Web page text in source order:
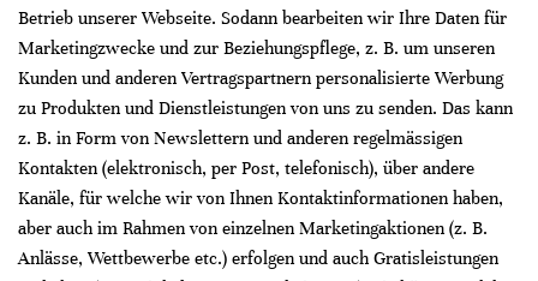
Betrieb unserer Webseite. Sodann bearbeiten wir Ihre Daten für
Marketingzwecke und zur Beziehungspflege, z. B. um unseren
Kunden und anderen Vertragspartnern personalisierte Werbung
zu Produkten und Dienstleistungen von uns zu senden. Das kann
z. B. in Form von Newslettern und anderen regelmässigen
Kontakten (elektronisch, per Post, telefonisch), über andere
Kanäle, für welche wir von Ihnen Kontaktinformationen haben,
aber auch im Rahmen von einzelnen Marketingaktionen (z. B.
Anlässe, Wettbewerbe etc.) erfolgen und auch Gratisleistungen